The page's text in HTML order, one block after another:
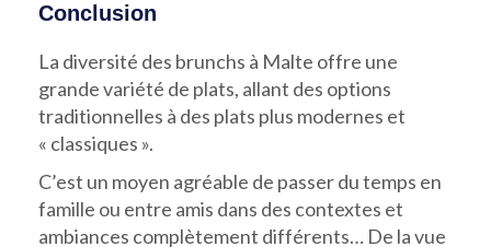
Conclusion
La diversité des brunchs à Malte offre une
grande variété de plats, allant des options
traditionnelles à des plats plus modernes et
« classiques ».
C’est un moyen agréable de passer du temps en
famille ou entre amis dans des contextes et
ambiances complètement différents… De la vue